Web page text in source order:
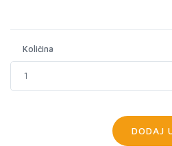
Količina
DODAJ